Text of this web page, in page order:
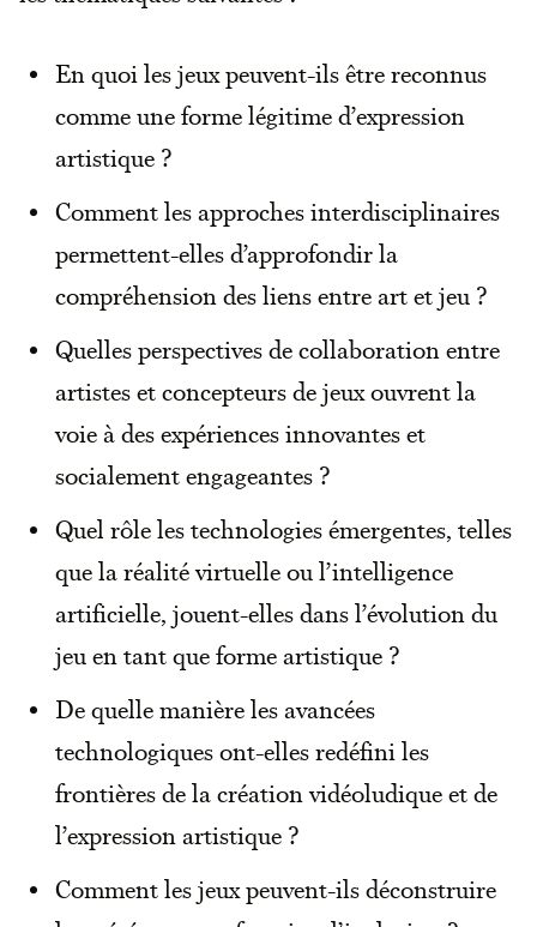
En quoi les jeux peuvent-ils être reconnus
comme une forme légitime d’expression
artistique ?
Comment les approches interdisciplinaires
permettent-elles d’approfondir la
compréhension des liens entre art et jeu ?
Quelles perspectives de collaboration entre
artistes et concepteurs de jeux ouvrent la
voie à des expériences innovantes et
socialement engageantes ?
Quel rôle les technologies émergentes, telles
que la réalité virtuelle ou l’intelligence
artificielle, jouent-elles dans l’évolution du
jeu en tant que forme artistique ?
De quelle manière les avancées
technologiques ont-elles redéfini les
frontières de la création vidéoludique et de
l’expression artistique ?
Comment les jeux peuvent-ils déconstruire